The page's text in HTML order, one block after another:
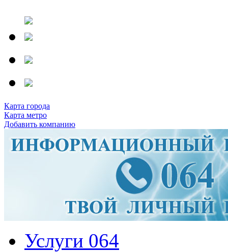
Карта города
Карта метро
Добавить компанию
Услуги 064